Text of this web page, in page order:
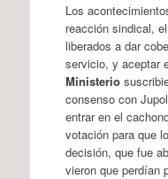
Los
reacción sindical,
liberados a dar
servicio, y aceptar
Ministerio
consenso con
entrar en el
votación para que
decisión, que fue
vieron que perdían